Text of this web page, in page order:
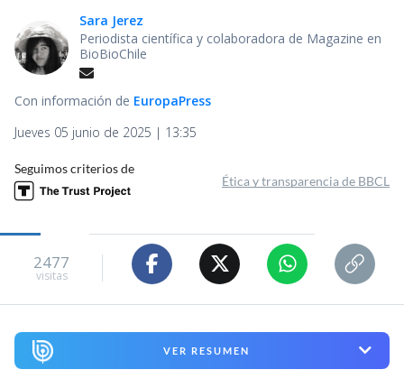
Sara Jerez
Periodista científica y colaboradora de Magazine en
BioBioChile
Con información de EuropaPress
Jueves 05 junio de 2025 | 13:35
Seguimos criterios de
Ética y transparencia de BBCL
2477
visitas
VER RESUMEN